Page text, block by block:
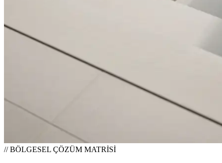
// BÖLGESEL ÇÖZÜM MATRİSİ